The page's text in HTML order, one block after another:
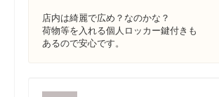
店内は綺麗で広め？なのかな？
荷物等を入れる個人ロッカー鍵付きも
あるので安心です。